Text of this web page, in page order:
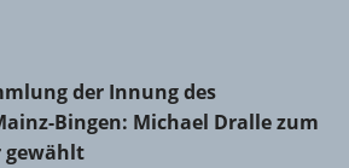
der Innung des
Bingen: Michael Dralle zum neuen
der Innung des
Bingen: Michael Dralle zum
gewählt